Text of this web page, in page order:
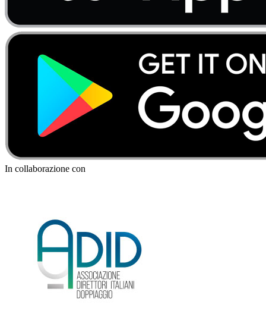
In collaborazione con